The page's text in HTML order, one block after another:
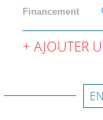
Financement
AJOUTER